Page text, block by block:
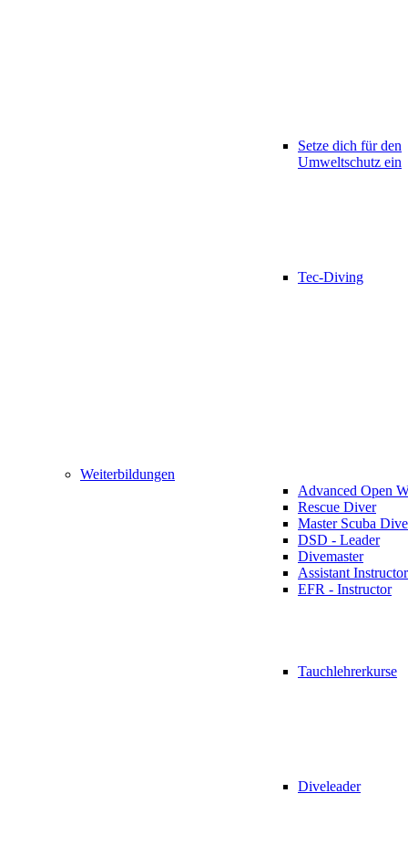
Setze dich für den
Umweltschutz ein
Tec-Diving
Weiterbildungen
Advanced Open
Rescue Diver
Master Scuba
DSD - Leader
Divemaster
Assistant Instructor
EFR - Instructor
Tauchlehrerkurse
Diveleader